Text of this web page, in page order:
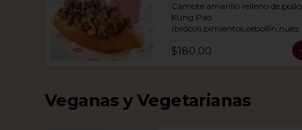
Camote amarillo relleno de pollo
Kung Pao
(brócoli,pimientos,cebollín,nuez
India,cacahuate, ajonjolí en salsa
de soya y miel) con agua del día.
$180.00
Veganas y Vegetarianas